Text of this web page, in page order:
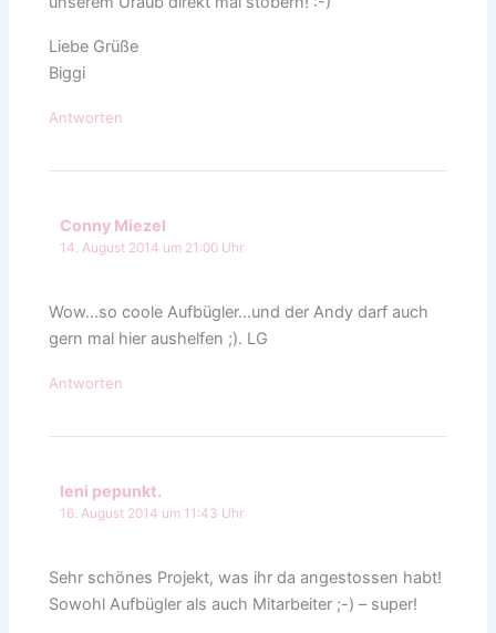
Liebe Grüße
Biggi
Antworten
Conny Miezel
14. August 2014 um 21:00 Uhr
Wow…so coole Aufbügler…und der Andy darf auch
gern mal hier aushelfen ;). LG
Antworten
leni pepunkt.
16. August 2014 um 11:43 Uhr
Sehr schönes Projekt, was ihr da angestossen habt!
Sowohl Aufbügler als auch Mitarbeiter ;-) – super!